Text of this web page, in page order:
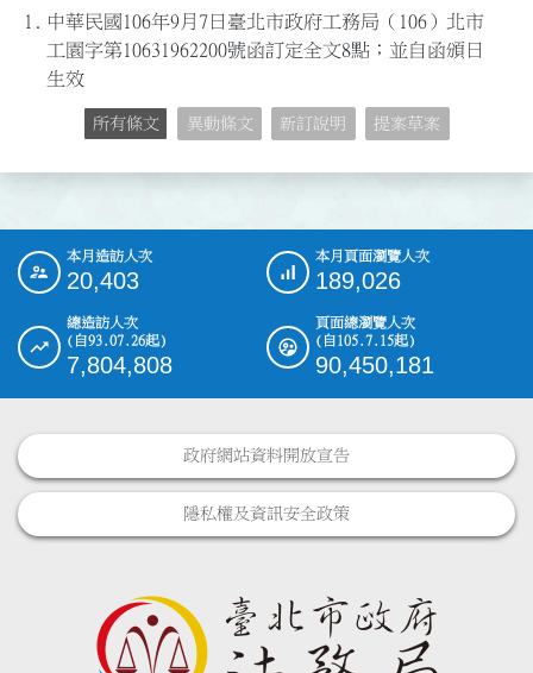
1.
中華民國106年9月7日臺北市政府工務局（106）北市
工園字第10631962200號函訂定全文8點；並自函頒日
生效
所有條文 異動條文 新訂說明 提案草案
::: 本月造訪人次
20,403
本月頁面瀏覽人次
189,026
總造訪人次
(自93.07.26起)
7,804,808
頁面總瀏覽人次
(自105.7.15起)
90,450,181
政府網站資料開放宣告
隱私權及資訊安全政策